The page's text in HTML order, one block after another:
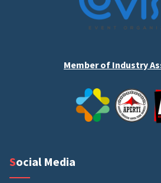
Member of Industry
Social Media